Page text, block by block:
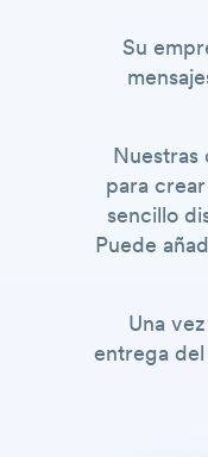
Su
para
sencillo
Puede
Una
entrega